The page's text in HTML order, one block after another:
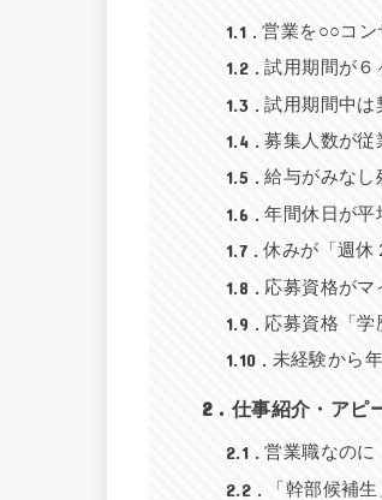
1.1 営業を○○コン
1.2 試用期間が６
1.3 試用期間中は
1.4 募集人数が従
1.5 給与がみなし
1.6 年間休日が平
1.7 休みが「週休
1.8 応募資格がマ
1.9 応募資格「学
1.10 未経験から
2 仕事紹介・アピ
2.1 営業職なのに
2.2 「幹部候補